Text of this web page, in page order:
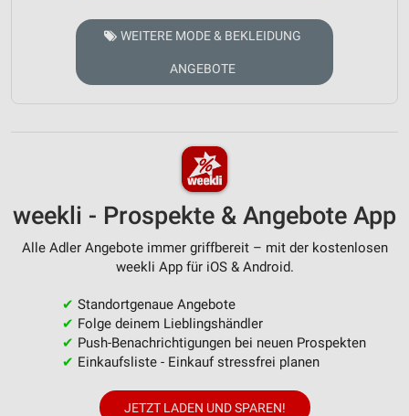
WEITERE MODE & BEKLEIDUNG
ANGEBOTE
weekli - Prospekte & Angebote App
Alle Adler Angebote immer griffbereit – mit der kostenlosen
weekli App für iOS & Android.
✔ Standortgenaue Angebote
✔ Folge deinem Lieblingshändler
✔ Push-Benachrichtigungen bei neuen Prospekten
✔ Einkaufsliste - Einkauf stressfrei planen
JETZT LADEN UND SPAREN!